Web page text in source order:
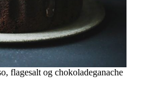
flagesalt og chokoladeganache